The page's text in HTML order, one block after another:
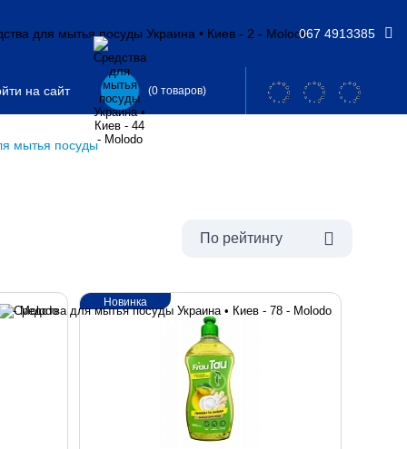
067 4913385
на сайт (0 товаров)
мытья посуды
По рейтингу
Новинка